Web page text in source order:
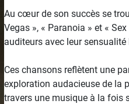
Au cœur de son succès se
Vegas », « Paranoia » et « Sex
auditeurs avec leur
Ces chansons reflètent une
exploration audacieuse de la
travers une musique à la fois